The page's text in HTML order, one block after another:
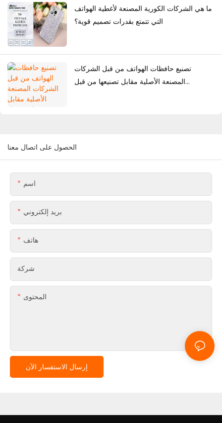
ما هي الشركات الكورية المصنعة لأغطية الهواتف
التي تتمتع بقدرات تصميم قوية؟
تصنيع حافظات الهواتف من قبل الشركات
المصنعة الأصلية مقابل تصنيعها من قبل
الحصول على اتصال معنا
اسم
بريد إلكتروني
هاتف
شركة
المحتوى
إرسال الاستفسار الآن